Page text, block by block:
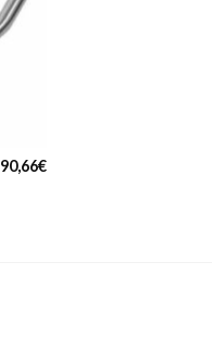
90,66€